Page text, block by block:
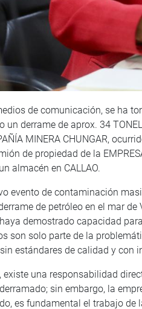
de comunicación, se ha
un derrame de aprox. 34
MINERA CHUNGAR,
de propiedad de la
almacén en CALLAO.
evento de contaminación
de petróleo en el mar
demostrado capacidad
son solo parte de la
estándares de calidad y con
existe una responsabilidad
sin embargo, la
es fundamental el trabajo